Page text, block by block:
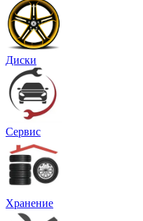
Диски
Сервис
Хранение